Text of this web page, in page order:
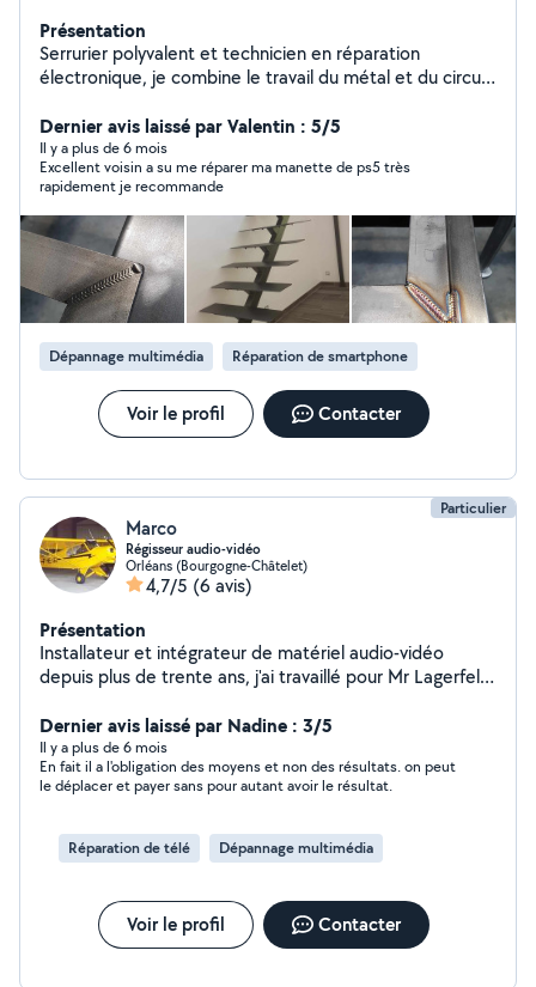
Présentation
Serrurier polyvalent et technicien en réparation
électronique, je combine le travail du métal et du circuit
qu'aux systèmes électroniques.
Dernier avis laissé par Valentin : 5/5
Il y a plus de 6 mois
Excellent voisin a su me réparer ma manette de ps5 très
rapidement je recommande
Dépannage multimédia Réparation de smartphone
Voir le profil Contacter
Particulier
Marco
Régisseur audio-vidéo
Orléans (Bourgogne-Châtelet)
4,7/5 (6 avis)
Présentation
Installateur et intégrateur de matériel audio-vidéo
depuis plus de trente ans, j'ai travaillé pour Mr Lagerfeld,
vous conseille en amont sur l'achat et la compatibilité
des matériel.
Dernier avis laissé par Nadine : 3/5
Il y a plus de 6 mois
En fait il a l'obligation des moyens et non des résultats. on peut
le déplacer et payer sans pour autant avoir le résultat.
Réparation de télé Dépannage multimédia
Voir le profil Contacter